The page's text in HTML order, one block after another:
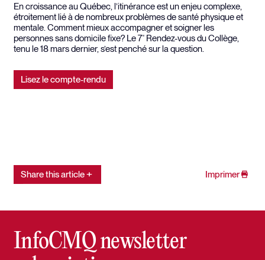
En croissance au Québec, l’itinérance est un enjeu complexe,
étroitement lié à de nombreux problèmes de santé physique et
mentale. Comment mieux accompagner et soigner les
personnes sans domicile fixe? Le 7e
Rendez-vous du Collège,
tenu le 18 mars dernier, s’est penché sur la question.
Lisez le compte-rendu
Share this article Imprimer
InfoCMQ newsletter